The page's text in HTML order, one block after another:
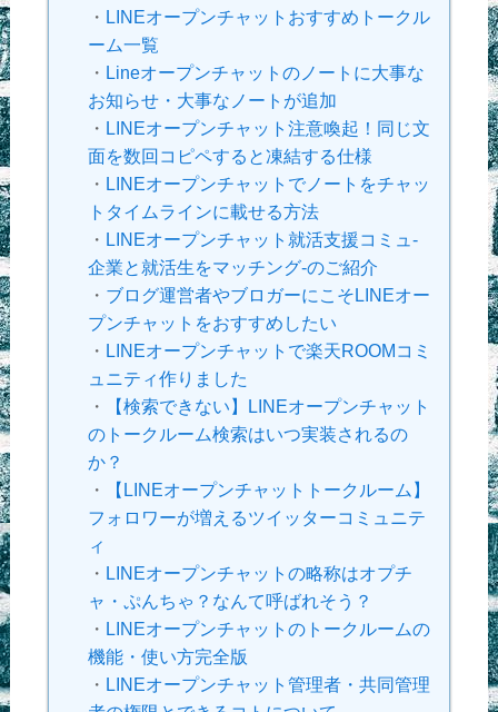
・ LINEオープンチャットおすすめトークル
ーム一覧
・ Lineオープンチャットのノートに大事な
お知らせ・大事なノートが追加
・ LINEオープンチャット注意喚起！同じ文
面を数回コピペすると凍結する仕様
・ LINEオープンチャットでノートをチャッ
トタイムラインに載せる方法
・ LINEオープンチャット就活支援コミュ-
企業と就活生をマッチング-のご紹介
・ ブログ運営者やブロガーにこそLINEオー
プンチャットをおすすめしたい
・ LINEオープンチャットで楽天ROOMコミ
ュニティ作りました
・
【検索できない】LINEオープンチャット
のトークルーム検索はいつ実装されるの
か？
・
【LINEオープンチャットトークルーム】
フォロワーが増えるツイッターコミュニテ
ィ
・ LINEオープンチャットの略称はオプチ
ャ・ぷんちゃ？なんて呼ばれそう？
・ LINEオープンチャットのトークルームの
機能・使い方完全版
・ LINEオープンチャット管理者・共同管理